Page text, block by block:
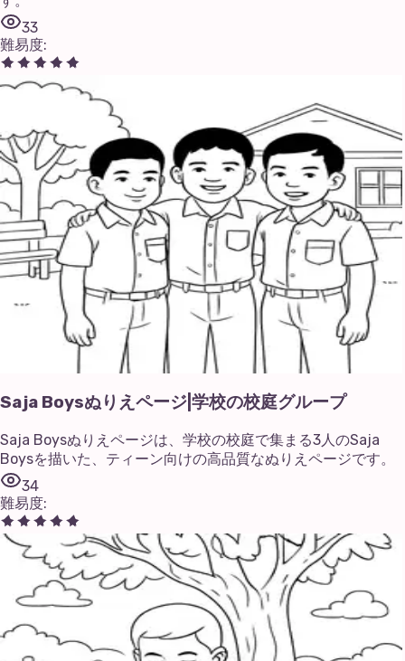
33
難易度:
Saja Boysぬりえページ|学校の校庭グループ
Saja Boysぬりえページは、学校の校庭で集まる3人のSaja
Boysを描いた、ティーン向けの高品質なぬりえページです。
34
難易度: